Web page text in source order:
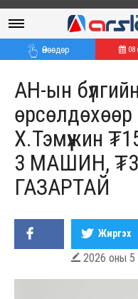
Өнөөдөр 08
АН-ын
Х.Тэмүүжин
3 МАШИН,
ГАЗАРТАЙ
Жиргэх
 2026 оны 5